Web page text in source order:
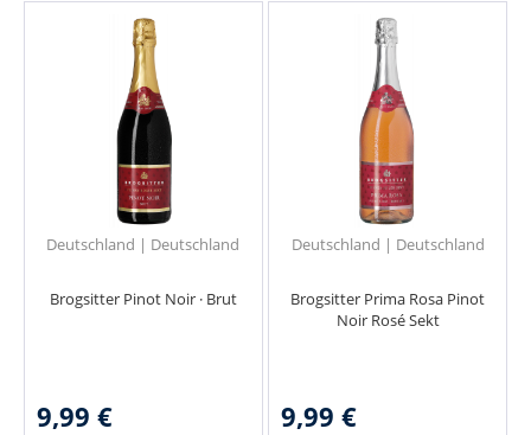
Deutschland | Deutschland
Brogsitter Pinot Noir · Brut
9,99 €
Deutschland | Deutschland
Brogsitter Prima Rosa Pinot
Noir Rosé Sekt
9,99 €